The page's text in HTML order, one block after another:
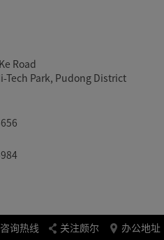
Road
Tech Park, Pudong District
咨询热线 关注颇尔 办公地址